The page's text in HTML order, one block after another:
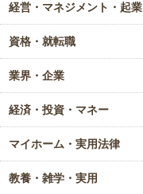
経営・マネジメント・起業
資格・就転職
業界・企業
経済・投資・マネー
マイホーム・実用法律
教養・雑学・実用